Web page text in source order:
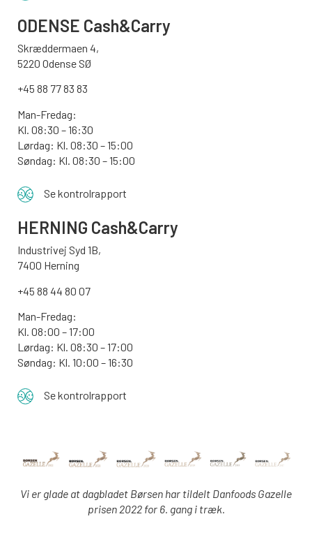
ODENSE Cash&Carry
Skræddermaen 4,
5220 Odense SØ
+45 88 77 83 83
Man-Fredag:
Kl. 08:30 – 16:30
Lørdag: Kl. 08:30 – 15:00
Søndag: Kl. 08:30 – 15:00
Se kontrolrapport
HERNING Cash&Carry
Industrivej Syd 1B,
7400 Herning
+45 88 44 80 07
Man-Fredag:
Kl. 08:00 – 17:00
Lørdag: Kl. 08:30 – 17:00
Søndag: Kl. 10:00 – 16:30
Se kontrolrapport
Vi er glade at dagbladet Børsen har tildelt Danfoods Gazelle
prisen 2022 for 6. gang i træk.